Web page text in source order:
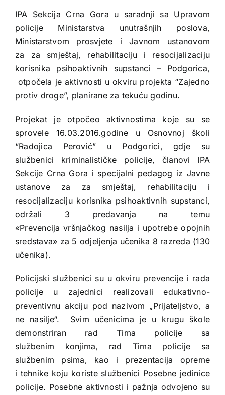
IPA Sekcija Crna Gora u saradnji sa Upravom
policije Ministarstva unutrašnjih poslova,
Ministarstvom prosvjete i Javnom ustanovom
za za smještaj, rehabilitaciju i resocijalizaciju
korisnika psihoaktivnih supstanci – Podgorica,
otpočela je aktivnosti u okviru projekta “Zajedno
protiv droge”, planirane za tekuću godinu.
Projekat je otpočeo aktivnostima koje su se
sprovele 16.03.2016.godine u Osnovnoj školi
“Radojica Perović” u Podgorici, gdje su
službenici kriminalističke policije, članovi IPA
Sekcije Crna Gora i specijalni pedagog iz Javne
ustanove za za smještaj, rehabilitaciju i
resocijalizaciju korisnika psihoaktivnih supstanci,
održali 3 predavanja na temu
«Prevencija vršnjačkog nasilja i upotrebe opojnih
sredstava» za 5 odjeljenja učenika 8 razreda (130
učenika).
Policijski službenici su u okviru prevencije i rada
policije u zajednici realizovali edukativno-
preventivnu akciju pod nazivom „Prijateljstvo, a
ne nasilje“. Svim učenicima je u krugu škole
demonstriran rad Tima policije sa
službenim konjima, rad Tima policije sa
službenim psima, kao i prezentacija opreme
i tehnike koju koriste službenici Posebne jedinice
policije. Posebne aktivnosti i pažnja odvojeno su